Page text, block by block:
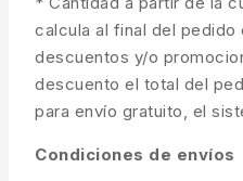
calcula al final del
descuentos y/o
descuento el total del
para envío gratuito, el
Condiciones de envíos